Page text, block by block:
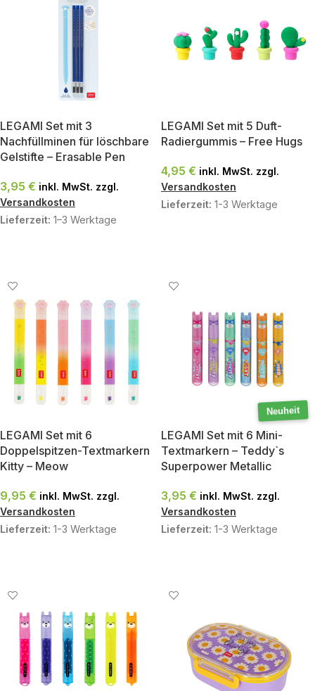
LEGAMI Set mit 3
Nachfüllminen für löschbare
Gelstifte – Erasable Pen
3,95 € inkl. MwSt. zzgl.
Versandkosten
Lieferzeit: 1–3 Werktage
LEGAMI Set mit 5 Duft-
Radiergummis – Free Hugs
4,95 € inkl. MwSt. zzgl.
Versandkosten
Lieferzeit: 1-3 Werktage
LEGAMI Set mit 6
Doppelspitzen-Textmarkern
Kitty – Meow
9,95 € inkl. MwSt. zzgl.
Versandkosten
Lieferzeit: 1-3 Werktage
Neuheit
LEGAMI Set mit 6 Mini-
Textmarkern – Teddy`s
Superpower Metallic
3,95 € inkl. MwSt. zzgl.
Versandkosten
Lieferzeit: 1-3 Werktage